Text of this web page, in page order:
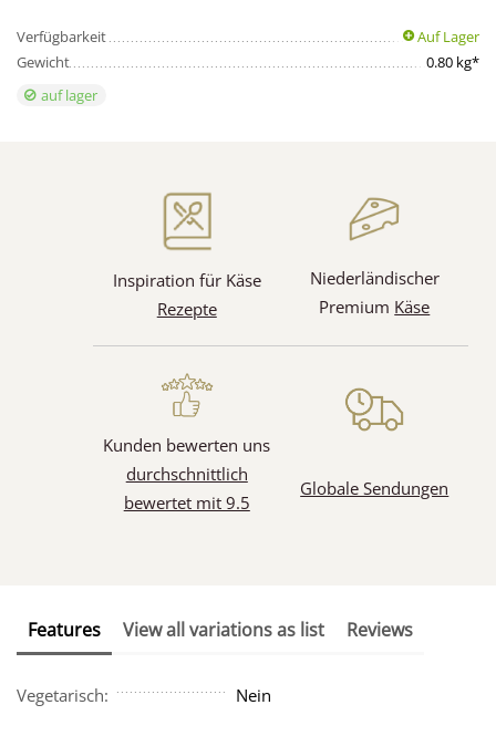
Verfügbarkeit
Auf Lager
Gewicht
0.80 kg*
auf lager
Inspiration für Käse
Rezepte
Niederländischer
Premium Käse
Kunden bewerten uns
durchschnittlich
bewertet mit 9.5
Globale Sendungen
Features View all variations as list Reviews
Vegetarisch: Nein